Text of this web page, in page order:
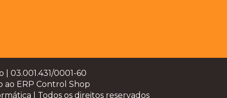
| 03.001.431/0001-60
ERP Control Shop
| Todos os direitos reservados